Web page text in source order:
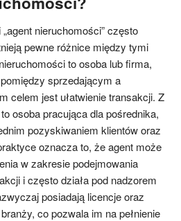
nieruchomości” często
pewne różnice między tymi
to osoba lub firma,
sprzedającym a
celem jest ułatwienie transakcji. Z
osoba pracująca dla pośrednika,
pozyskiwaniem klientów oraz
oznacza to, że agent może
w zakresie podejmowania
i często działa pod nadzorem
posiadają licencje oraz
co pozwala im na pełnienie